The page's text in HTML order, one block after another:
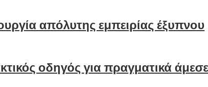
απόλυτης εμπειρίας έξυπνου
οδηγός για πραγματικά